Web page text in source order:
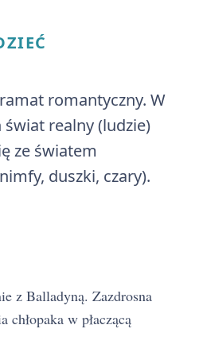
romantyczny. W
realny (ludzie)
ze światem
duszki, czary).
z Balladyną. Zazdrosna
chłopaka w płaczącą